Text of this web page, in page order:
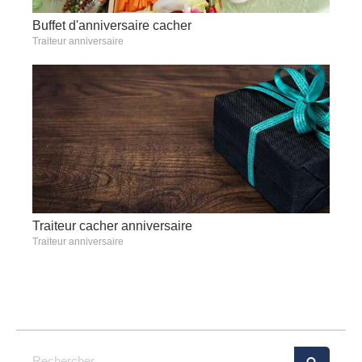
Buffet d'anniversaire cacher
Traiteur anniversaire
Traiteur cacher anniversaire
Traiteur anniversaire
Rechercher